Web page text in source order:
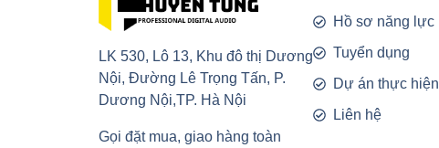
LK 530, Lô 13, Khu đô thị Dương
Nội, Đường Lê Trọng Tấn, P.
Dương Nội,TP. Hà Nội
Gọi đặt mua, giao hàng toàn
Hồ sơ năng lực
Tuyển dụng
Dự án thực hiện
Liên hệ